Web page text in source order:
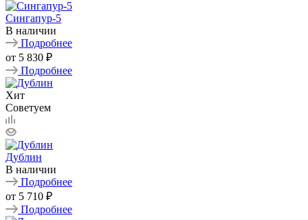
Сингапур-5
В наличии
Подробнее
от 5 830 ₽
Подробнее
Хит
Советуем
Дублин
В наличии
Подробнее
от 5 710 ₽
Подробнее